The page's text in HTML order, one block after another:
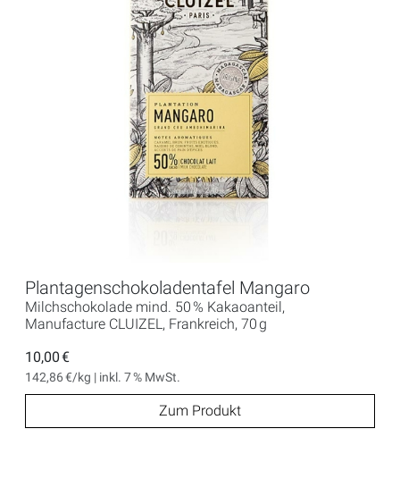
Plantagenschokoladentafel Mangaro
Milchschokolade mind. 50 % Kakaoanteil,
Manufacture CLUIZEL, Frankreich, 70 g
10,00 €
142,86 €/kg | inkl. 7 % MwSt.
Zum Produkt